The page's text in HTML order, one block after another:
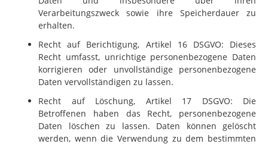
Verarbeitungszweck sowie ihre Speicherdauer zu
erhalten.
Recht auf Berichtigung, Artikel 16 DSGVO: Dieses
Recht umfasst, unrichtige personenbezogene Daten
korrigieren oder unvollständige personenbezogene
Daten vervollständigen zu lassen.
Recht auf Löschung, Artikel 17 DSGVO: Die
Betroffenen haben das Recht, personenbezogene
Daten löschen zu lassen. Daten können gelöscht
werden, wenn die Verwendung zu dem bestimmten